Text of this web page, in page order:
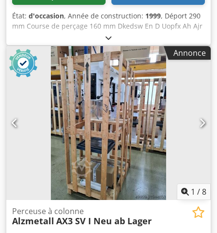
État: d'occasion, Année de construction: 1999, Déport 290
mm Course de perçage 160 mm Dkedsw En D Uopfx Ah Ajr
Puissance totale requise 1,9 kW Description à suivre !
Annonce
1 /8
Perceuse à colonne
Alzmetall AX3 SV I Neu ab Lager